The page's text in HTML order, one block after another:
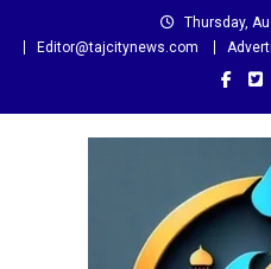
Thursday,
Editor@tajcitynews.com